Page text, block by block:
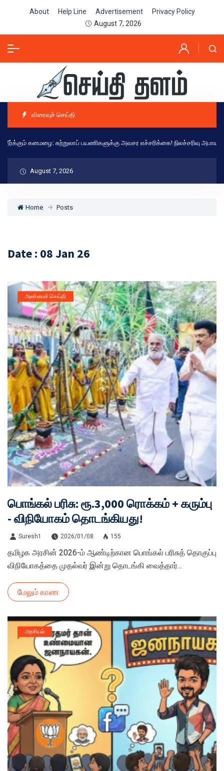
About Help Line Advertisement
Privacy Policy
August 7, 2026
விரைவுச் செய்தி
சுற்றுலாப் பயணிகளுக்கு அவசர எச்சரிக்கை! நிலச்சரிவு அபாயத்தால்
August 7, 2026
Home Posts
Date : 08 Jan 26
அண்மைச் செய்தி
பொங்கல் பரிசு: ரூ.3,000 ரொக்கம் + கரும்பு
- விநியோகம் தொடங்கியது!
Suresh1 2026/01/08 155
தமிழக அரசின் 2026-ம் ஆண்டிற்கான பொங்கல் பரிசுத் தொகுப்பு
விநியோகத்தை முதல்வர் இன்று தொடங்கி வைத்தார்...
மேலும் காண
அரசியல்